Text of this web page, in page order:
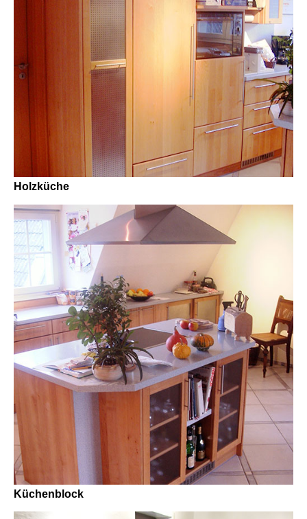
Holzküche
Küchenblock